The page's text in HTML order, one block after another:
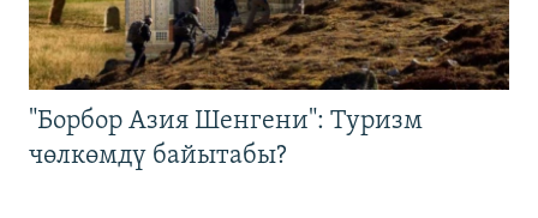
"Борбор Азия Шенгени": Туризм
чөлкөмдү байытабы?